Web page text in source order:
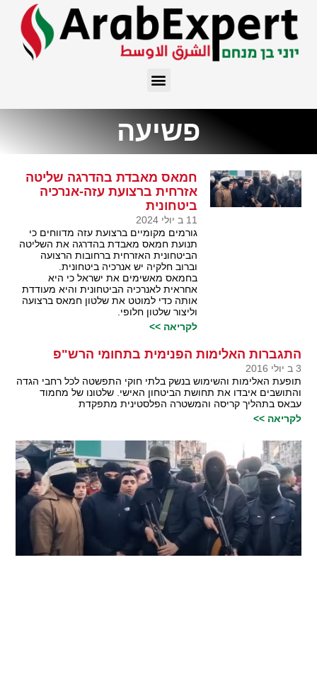
פשיעה
חמאס מאבדת בהדרגה שליטה
אזרחית ברצועת עזה-אנרכיה
ביטחונית
11 ב יולי 2024
גורמים מקומיים ברצועת עזה מדווחים כי
תנועת חמאס מאבדת בהדרגה את השליטה
הביטחונית האזרחית ברחובות הרצועה
וברוב חלקיה יש אנרכיה ביטחונית.
בחמאס מאשימים את ישראל כי היא
אחראית לאנרכיה הביטחונית והיא מעודדת
אותה כדי למוטט את שלטון חמאס ברצועה
וליצור שלטון חלופי.
לקריאה >>
התגברות האלימות הפנימית בתחומי הרש"פ
3 ב יולי 2016
תופעת האלימות והשימוש בנשק בלתי חוקי התפשטה לכל רחבי הגדה
והתושבים איבדו את תחושת הביטחון האישי. שלטונו של מחמוד
עבאס בתהליך קריסה והמשטרה הפלסטינית מתפקדת
לקריאה >>